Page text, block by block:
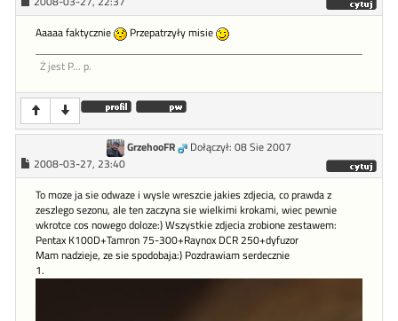
Aaaaa faktycznie
Przepatrzyły misie
Ż jest P... p.
GrzehooFR
Dołączył: 08 Sie 2007
2008-03-27, 23:40
To moze ja sie odwaze i wysle wreszcie jakies zdjecia, co prawda z
zeszlego sezonu, ale ten zaczyna sie wielkimi krokami, wiec pewnie
wkrotce cos nowego doloze:) Wszystkie zdjecia zrobione zestawem:
Pentax K100D+Tamron 75-300+Raynox DCR 250+dyfuzor
Mam nadzieje, ze sie spodobaja:) Pozdrawiam serdecznie
1.